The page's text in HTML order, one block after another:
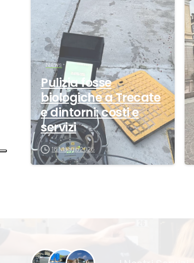
News
Pulizia fosse
biologiche a Trecate
e dintorni: costi e
servizi
18 Maggio 2026